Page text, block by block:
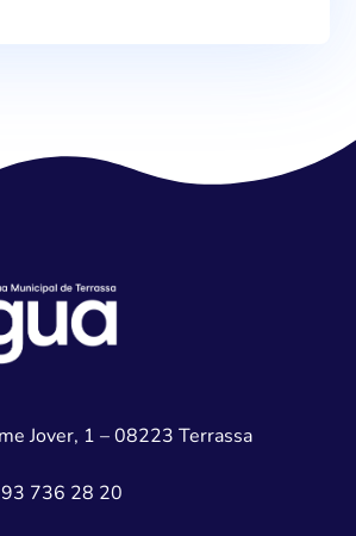
Jover, 1 – 08223 Terrassa
736 28 20